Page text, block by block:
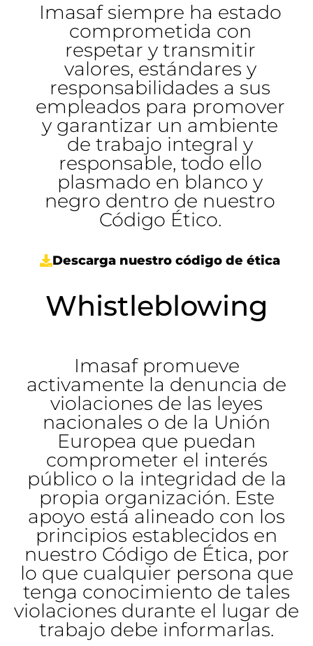
Imasaf siempre ha estado
comprometida con
respetar y transmitir
valores, estándares y
responsabilidades a sus
empleados para promover
y garantizar un ambiente
de trabajo integral y
responsable, todo ello
plasmado en blanco y
negro dentro de nuestro
Código Ético.
Descarga nuestro código de ética
Whistleblowing
Imasaf promueve
activamente la denuncia de
violaciones de las leyes
nacionales o de la Unión
Europea que puedan
comprometer el interés
público o la integridad de la
propia organización. Este
apoyo está alineado con los
principios establecidos en
nuestro Código de Ética, por
lo que cualquier persona que
tenga conocimiento de tales
violaciones durante el lugar de
trabajo debe informarlas.